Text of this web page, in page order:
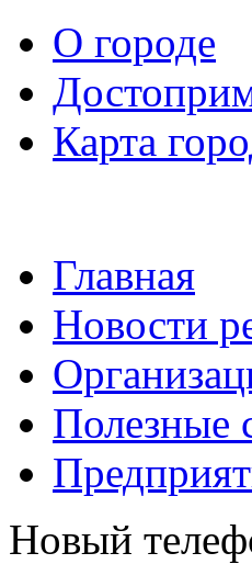
О городе
Карта
Главная
Новости
Полезные
Новый